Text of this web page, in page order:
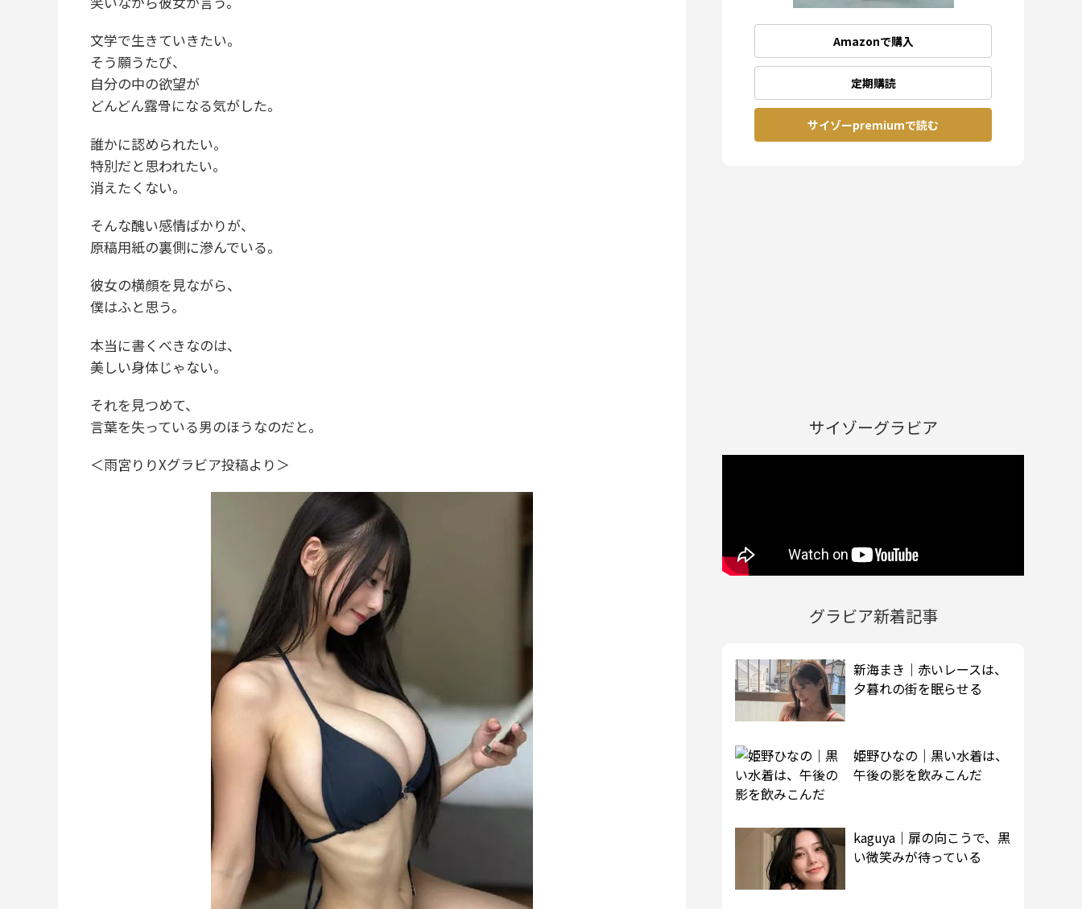
文学で生きていきたい。
そう願うたび、
自分の中の欲望が
どんどん露骨になる気がした。
誰かに認められたい。
特別だと思われたい。
消えたくない。
そんな醜い感情ばかりが、
原稿用紙の裏側に滲んでいる。
彼女の横顔を見ながら、
僕はふと思う。
本当に書くべきなのは、
美しい身体じゃない。
それを見つめて、
言葉を失っている男のほうなのだと。
＜雨宮りりXグラビア投稿より＞
Amazonで購入
定期購読
サイゾーpremiumで読む
サイゾーグラビア
グラビア新着記事
新海まき｜赤いレースは、
夕暮れの街を眠らせる
姫野ひなの｜黒い水着は、
午後の影を飲みこんだ
kaguya｜扉の向こうで、黒
い微笑みが待っている